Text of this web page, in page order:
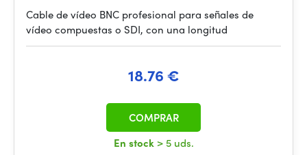
Cable de vídeo BNC profesional para señales de
vídeo compuestas o SDI, con una longitud
18.76 €
En stock > 5 uds.
COMPRAR